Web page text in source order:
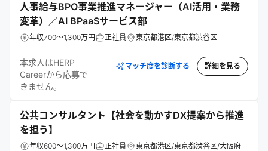
人事給与BPO事業推進マネージャー（AI活用・業務
変革）／AI BPaaSサービス部
年収700～1,300万円 正社員 東京都港区/東京都渋谷区
本求人はHERP
Careerから応募で
きません。
マッチ度を診断する 詳細を見る
公共コンサルタント【社会を動かすDX提案から推進
を担う】
年収600～1,300万円 正社員 東京都港区/東京都渋谷区/大阪府